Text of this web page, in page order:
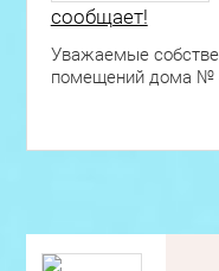
сообщает!
Уважаемые
помещений дома №